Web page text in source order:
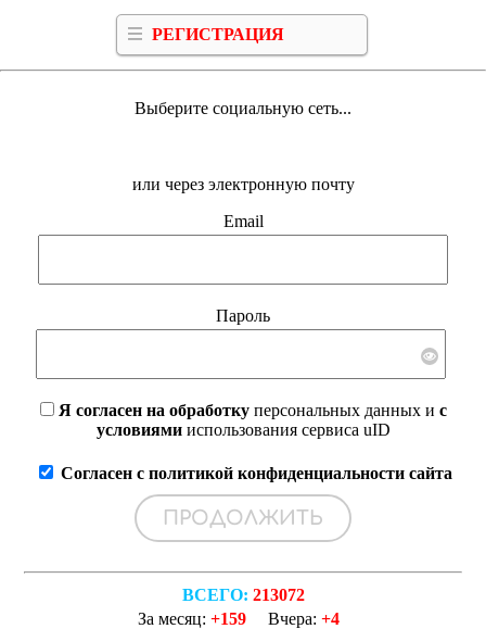
РЕГИСТРАЦИЯ
Выберите социальную сеть...
или через электронную почту
Email
Пароль
Я согласен на обработкуперсональных данных и с
условиямииспользования сервиса uID
Согласен с политикой конфиденциальности сайта
ВСЕГО: 213072
За месяц: +159 Вчера: +4